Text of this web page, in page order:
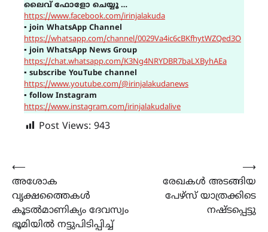
ലൈവ് ഫോളോ ചെയ്യൂ …
https://www.facebook.com/irinjalakuda
▪ join WhatsApp Channel
https://whatsapp.com/channel/0029Va4ic6cBKfhytWZQed3O
▪ join WhatsApp News Group
https://chat.whatsapp.com/K3Ng4NRYDBR7baLXByhAEa
▪ subscribe YouTube channel
https://www.youtube.com/@irinjalakudanews
▪ follow Instagram
https://www.instagram.com/irinjalakudalive
Post Views: 943
Post
navigation
⟵
അശോക
വൃക്ഷത്തൈകൾ
കൂടൽമാണിക്യം ദേവസ്വം
ഭൂമിയിൽ നട്ടുപിടിപ്പിച്ച്
രേഖകൾ അടങ്ങിയ
പേഴ്സ് യാത്രക്കിടെ
നഷ്ടപ്പെട്ടു
⟶